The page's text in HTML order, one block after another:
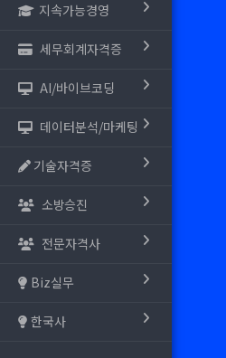
지속가능경영
세무회계자격증
AI/바이브코딩
데이터분석/마케팅
기술자격증
소방승진
전문자격사
Biz실무
한국사